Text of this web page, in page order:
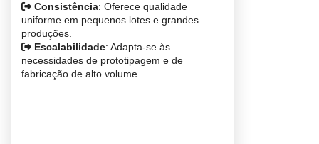
Consistência: Oferece qualidade
uniforme em pequenos lotes e grandes
produções.
Escalabilidade: Adapta-se às
necessidades de prototipagem e de
fabricação de alto volume.